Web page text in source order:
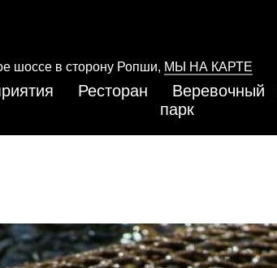
шоссе в сторону Ропши, МЫ НА КАРТЕ
Ресторан
Веревочный
парк